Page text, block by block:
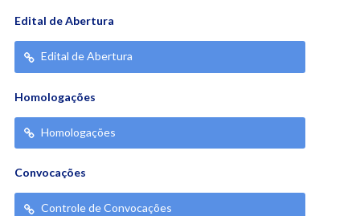
Edital de Abertura
Edital de Abertura
Homologações
Homologações
Convocações
Controle de Convocações